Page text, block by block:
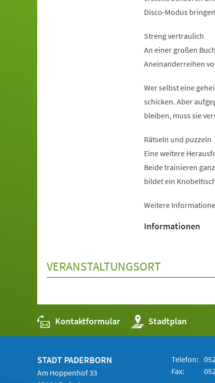
Disco-Modus
Streng vertraulich
An einer großen
Aneinanderreihen
Wer selbst eine
schicken. Aber
bleiben, muss sie
Rätseln und puzzeln
Eine weitere
Beide trainieren
bildet ein
Weitere
Informationen
VERANSTALTUNGSORT
Kontaktformular Stadtplan
(Öffnet
in
einem
STADT PADERBORN
Am Hoppenhof 33
Telefon:
Fax: